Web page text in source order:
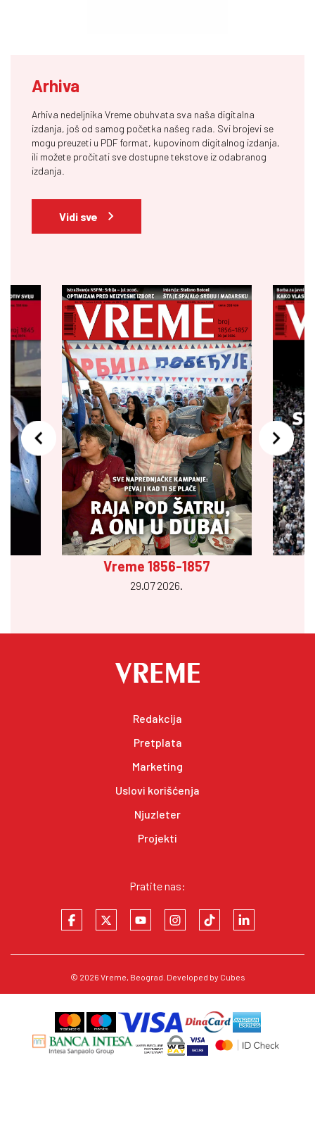
Arhiva
Arhiva nedeljnika Vreme obuhvata sva naša digitalna
izdanja, još od samog početka našeg rada. Svi brojevi se
mogu preuzeti u PDF format, kupovinom digitalnog izdanja,
ili možete pročitati sve dostupne tekstove iz odabranog
izdanja.
Vidi sve
Vreme 1856-1857
29.07 2026.
Redakcija
Pretplata
Marketing
Uslovi korišćenja
Njuzleter
Projekti
Pratite nas:
© 2026 Vreme, Beograd. Developed by Cubes